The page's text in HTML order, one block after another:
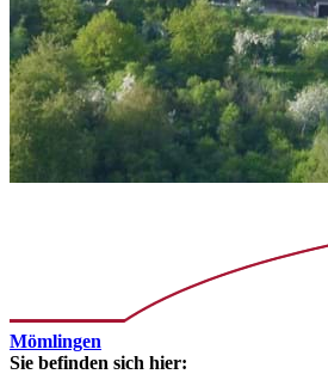
Mömlingen
Sie befinden sich hier: